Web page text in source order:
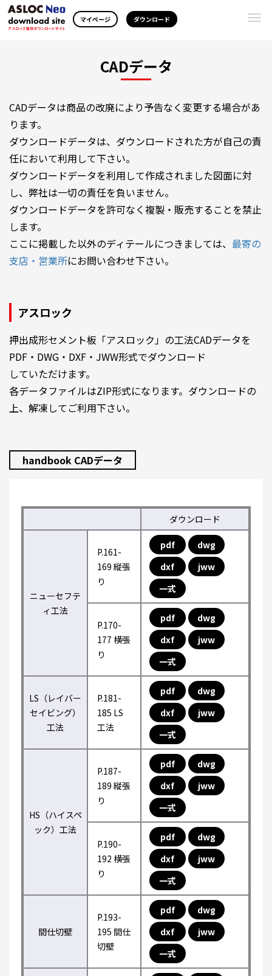
マイページ ダウンロード
CADデータ
CADデータは商品の改廃により予告なく変更する場合があ
ります。
ダウンロードデータは、ダウンロードされた方が自己の責
任において利用して下さい。
ダウンロードデータを利用して作成されました図面に対
し、弊社は一切の責任を負いません。
ダウンロードデータを許可なく複製・販売することを禁止
します。
ここに掲載した以外のディテールにつきましては、 最寄の
支店・営業所にお問い合わせ下さい。
アスロック
押出成形セメント板「アスロック」の工法CADデータを
PDF・DWG・DXF・JWW形式でダウンロード
していただけます。
各データファイルはZIP形式になります。ダウンロードの
上、解凍してご利用下さい。
handbook CADデータ
ダウンロード
ニューセフテ
ィ工法
P.161-
169 縦張
り
pdf
dwg
dxf
jww
一式
P.170-
177 横張
り
pdf
dwg
dxf
jww
一式
LS（レイバー
セイビング）
工法
P.181-
185 LS
工法
pdf
dwg
dxf
jww
一式
HS（ハイスペ
ック）工法
P.187-
189 縦張
り
pdf
dwg
dxf
jww
一式
P.190-
192 横張
り
pdf
dwg
dxf
jww
一式
間仕切壁
P.193-
195 間仕
切壁
pdf
dwg
dxf
jww
一式